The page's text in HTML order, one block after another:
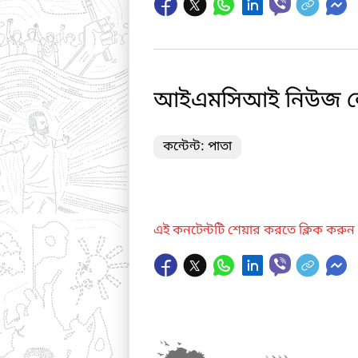
আইএমসিআই নিউজ
কন্টেন্ট: পাতা
এই কনটেন্টটি শেয়ার করতে ক্লিক করুন